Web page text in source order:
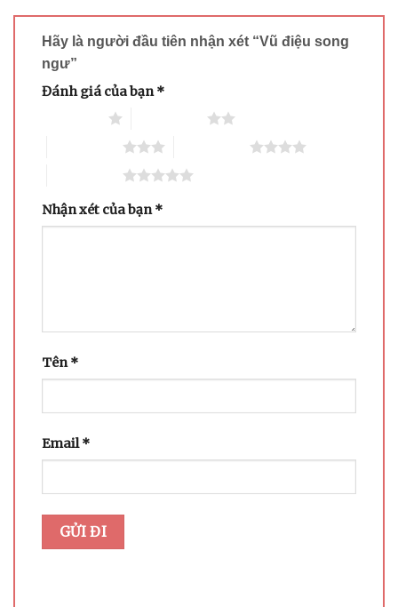
Hãy là người đầu tiên nhận xét “Vũ điệu song
ngư”
Đánh giá của bạn*
Nhận xét của bạn*
Tên*
Email*